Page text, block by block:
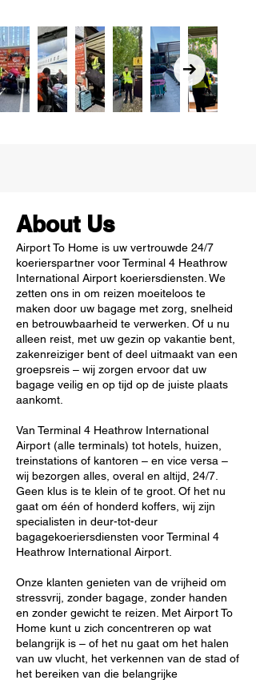
About Us
Airport To Home is uw vertrouwde 24/7
koerierspartner voor Terminal 4 Heathrow
International Airport koeriersdiensten. We
zetten ons in om reizen moeiteloos te
maken door uw bagage met zorg, snelheid
en betrouwbaarheid te verwerken. Of u nu
alleen reist, met uw gezin op vakantie bent,
zakenreiziger bent of deel uitmaakt van een
groepsreis – wij zorgen ervoor dat uw
bagage veilig en op tijd op de juiste plaats
aankomt.
Van Terminal 4 Heathrow International
Airport (alle terminals) tot hotels, huizen,
treinstations of kantoren – en vice versa –
wij bezorgen alles, overal en altijd, 24/7.
Geen klus is te klein of te groot. Of het nu
gaat om één of honderd koffers, wij zijn
specialisten in deur-tot-deur
bagagekoeriersdiensten voor Terminal 4
Heathrow International Airport.
Onze klanten genieten van de vrijheid om
stressvrij, zonder bagage, zonder handen
en zonder gewicht te reizen. Met Airport To
Home kunt u zich concentreren op wat
belangrijk is – of het nu gaat om het halen
van uw vlucht, het verkennen van de stad of
het bereiken van die belangrijke